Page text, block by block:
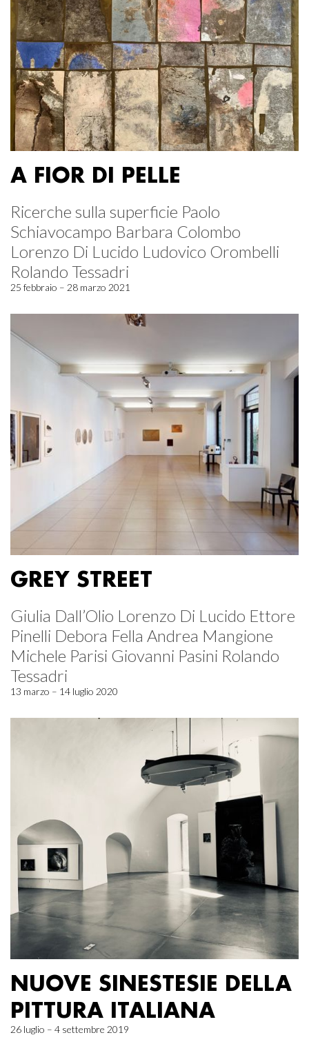
A FIOR DI PELLE
Ricerche sulla superficie Paolo
Schiavocampo Barbara Colombo
Lorenzo Di Lucido Ludovico Orombelli
Rolando Tessadri
25 febbraio – 28 marzo 2021
GREY STREET
Giulia Dall’Olio Lorenzo Di Lucido Ettore
Pinelli Debora Fella Andrea Mangione
Michele Parisi Giovanni Pasini Rolando
Tessadri
13 marzo – 14 luglio 2020
NUOVE SINESTESIE DELLA
PITTURA ITALIANA
26 luglio – 4 settembre 2019